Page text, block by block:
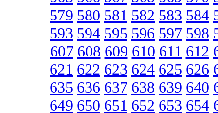
579 580 581 582 583 584
593 594 595 596 597 598
607 608 609 610 611 612
621 622 623 624 625 626
635 636 637 638 639 640
649 650 651 652 653 654